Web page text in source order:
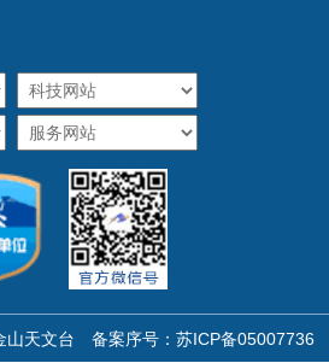
山天文台 备案序号： 苏ICP备05007736